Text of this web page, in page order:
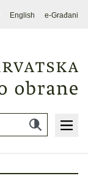
English e-Građani